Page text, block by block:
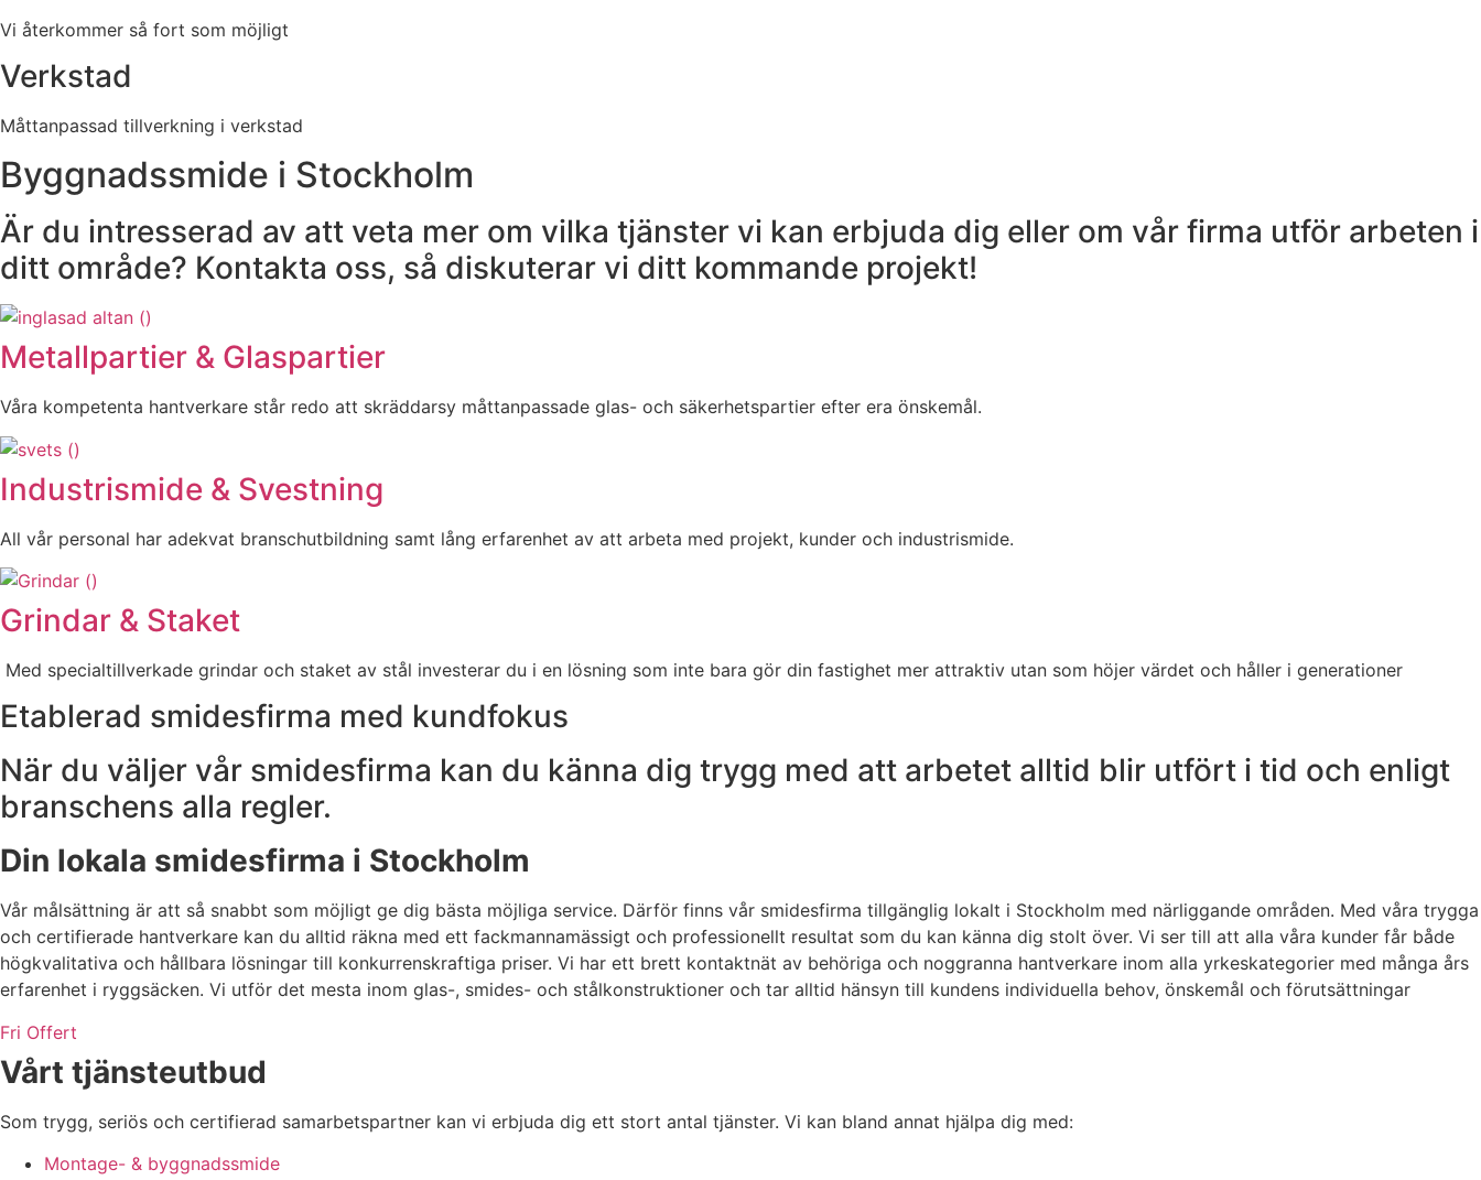
Vi återkommer så fort som möjligt
Verkstad
Måttanpassad tillverkning i verkstad
Byggnadssmide i Stockholm
Är du intresserad av att veta mer om vilka tjänster vi kan erbjuda dig eller om vår firma utför arbeten i
ditt område? Kontakta oss, så diskuterar vi ditt kommande projekt!
Metallpartier & Glaspartier
Våra kompetenta hantverkare står redo att skräddarsy måttanpassade glas- och säkerhetspartier efter era önskemål.
Industrismide & Svestning
All vår personal har adekvat branschutbildning samt lång erfarenhet av att arbeta med projekt, kunder och industrismide.
Grindar & Staket
Med specialtillverkade grindar och staket av stål investerar du i en lösning som inte bara gör din fastighet mer attraktiv utan som höjer värdet och håller i generationer
Etablerad smidesfirma med kundfokus
När du väljer vår smidesfirma kan du känna dig trygg med att arbetet alltid blir utfört i tid och enligt
branschens alla regler.
Din lokala smidesfirma i Stockholm
Vår målsättning är att så snabbt som möjligt ge dig bästa möjliga service. Därför finns vår smidesfirma tillgänglig lokalt i Stockholm med närliggande områden. Med våra trygga
och certifierade hantverkare kan du alltid räkna med ett fackmannamässigt och professionellt resultat som du kan känna dig stolt över. Vi ser till att alla våra kunder får både
högkvalitativa och hållbara lösningar till konkurrenskraftiga priser. Vi har ett brett kontaktnät av behöriga och noggranna hantverkare inom alla yrkeskategorier med många års
erfarenhet i ryggsäcken. Vi utför det mesta inom glas-, smides- och stålkonstruktioner och tar alltid hänsyn till kundens individuella behov, önskemål och förutsättningar
Fri Offert
Vårt tjänsteutbud
Som trygg, seriös och certifierad samarbetspartner kan vi erbjuda dig ett stort antal tjänster. Vi kan bland annat hjälpa dig med:
Montage- & byggnadssmide